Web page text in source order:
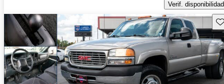
Verif. disponibilidad